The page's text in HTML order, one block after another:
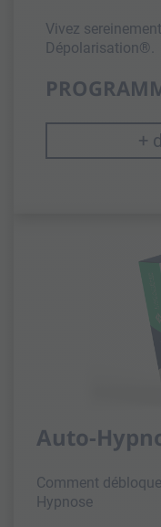
Vivez
Dépolarisation®.
+
Auto-
Comment
Hypnose